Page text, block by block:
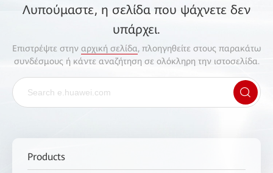
Λυπούμαστε, η σελίδα που ψάχνετε δεν
υπάρχει.
Επιστρέψτε στην αρχική σελίδα, πλοηγηθείτε στους παρακάτω
συνδέσμους ή κάντε αναζήτηση σε ολόκληρη την ιστοσελίδα.
Products